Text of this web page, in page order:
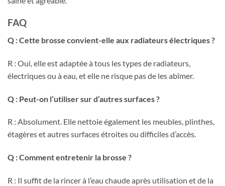
FAQ
Q : Cette brosse convient-elle aux radiateurs électriques ?
R : Oui, elle est adaptée à tous les types de radiateurs,
électriques ou à eau, et elle ne risque pas de les abîmer.
Q : Peut-on l’utiliser sur d’autres surfaces ?
R : Absolument. Elle nettoie également les meubles, plinthes,
étagères et autres surfaces étroites ou difficiles d’accès.
Q : Comment entretenir la brosse ?
R : Il suffit de la rincer à l’eau chaude après utilisation et de la